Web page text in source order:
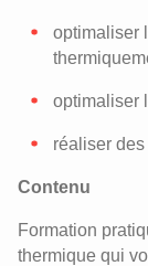
optimaliser
optimaliser
réaliser
Contenu
Formation
thermique qui